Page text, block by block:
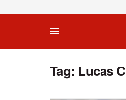
Tag: Lucas